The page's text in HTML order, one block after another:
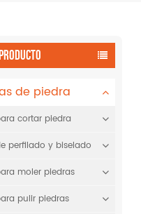
de piedra
cortar piedra
perfilado y biselado
moler piedras
pulir piedras